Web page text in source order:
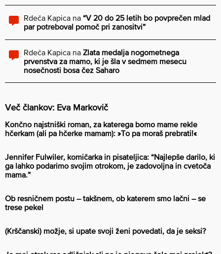
Rdeča Kapica na “V 20 do 25 letih bo povprečen mlad
par potreboval pomoč pri zanositvi”
Rdeča Kapica na Zlata medalja nogometnega
prvenstva za mamo, ki je šla v sedmem mesecu
nosečnosti bosa čez Saharo
Več člankov: Eva Markovič
Končno najstniški roman, za katerega bomo mame rekle
hčerkam (ali pa hčerke mamam): »To pa moraš prebrati!«
Jennifer Fulwiler, komičarka in pisateljica: “Najlepše darilo, ki
ga lahko podarimo svojim otrokom, je zadovoljna in cvetoča
mama.”
Ob resničnem postu – takšnem, ob katerem smo lačni – se
trese pekel
(Krščanski) možje, si upate svoji ženi povedati, da je seksi?